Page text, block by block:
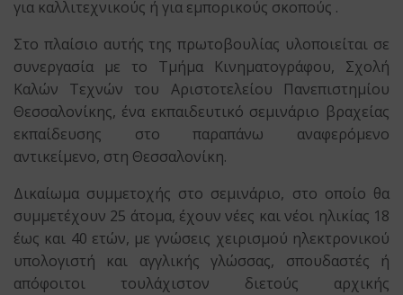
για καλλιτεχνικούς ή για εμπορικούς σκοπούς .
Στο πλαίσιο αυτής της πρωτοβουλίας υλοποιείται σε
συνεργασία με το Τμήμα Κινηματογράφου, Σχολή
Καλών Τεχνών του Αριστοτελείου Πανεπιστημίου
Θεσσαλονίκης, ένα εκπαιδευτικό σεμινάριο βραχείας
εκπαίδευσης στο παραπάνω αναφερόμενο
αντικείμενο, στη Θεσσαλονίκη.
Δικαίωμα συμμετοχής στο σεμινάριο, στο οποίο θα
συμμετέχουν 25 άτομα, έχουν νέες και νέοι ηλικίας 18
έως και 40 ετών, με γνώσεις χειρισμού ηλεκτρονικού
υπολογιστή και αγγλικής γλώσσας, σπουδαστές ή
απόφοιτοι τουλάχιστον διετούς αρχικής